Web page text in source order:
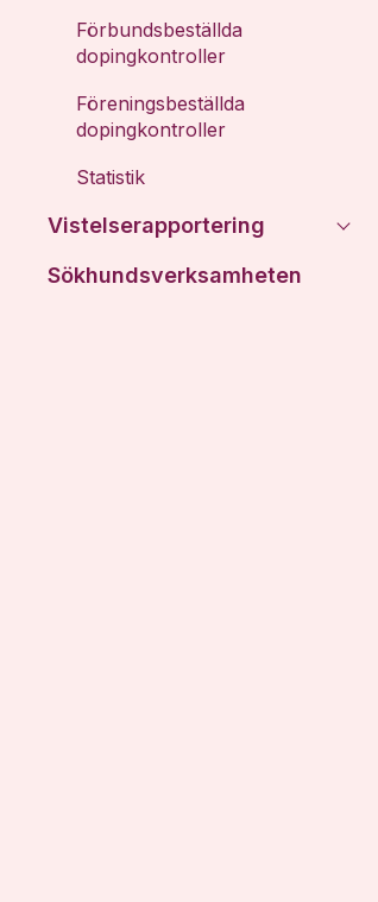
Förbundsbeställda
dopingkontroller
Föreningsbeställda
dopingkontroller
Statistik
Vistelserapportering
Sökhundsverksamheten